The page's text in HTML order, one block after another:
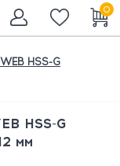
0
HSS-G
HSS-G
мм